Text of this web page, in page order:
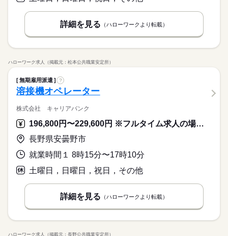
詳細を見る （ハローワークより転載）
ハローワーク求人（掲載元：松本公共職業安定所）
無期雇用派遣 ?
溶接機オペレーター
株式会社 キャリアバンク
196,800円〜229,600円 ※フルタイム求人の場合は月額（換算額）、パート求人の場合は時間額を表示しています。
長野県安曇野市
就業時間１ 8時15分〜17時10分
土曜日，日曜日，祝日，その他
詳細を見る （ハローワークより転載）
ハローワーク求人（掲載元：長野公共職業安定所）